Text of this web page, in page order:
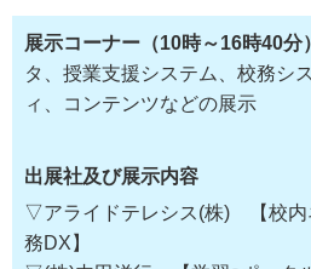
展示コーナー（10時～16時40分）
タ、授業支援システム、校務シ
ィ、コンテンツなどの展示
出展社及び展示内容
▽アライドテレシス(株) 【校内
務DX】